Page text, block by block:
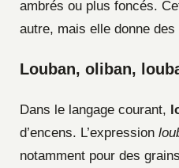
ambrés ou plus foncés.
autre, mais elle donne
Louban, oliban,
Dans le langage courant,
d’encens. L’expression
notamment pour des